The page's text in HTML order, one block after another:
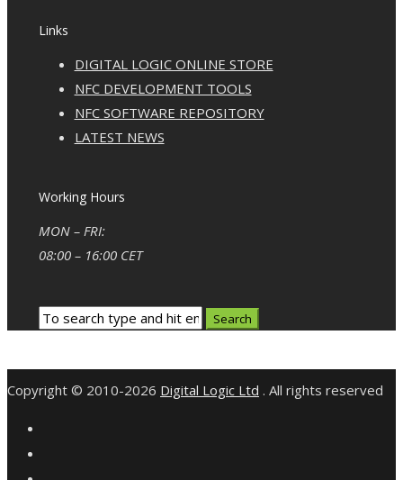
Links
DIGITAL LOGIC ONLINE STORE
NFC DEVELOPMENT TOOLS
NFC SOFTWARE REPOSITORY
LATEST NEWS
Working Hours
MON – FRI:
08:00 – 16:00 CET
Copyright © 2010-2026 Digital Logic Ltd . All rights reserved